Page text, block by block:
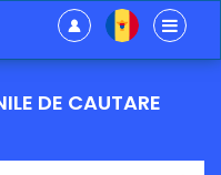
DE CAUTARE